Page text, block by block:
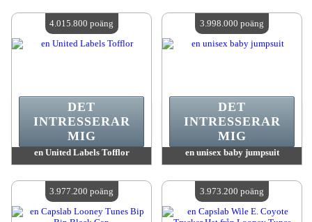
Antal tillgängliga:4
Antal tillgängliga:4
en United Labels Tofflor
Antal tillgängliga:4
DET
INTRESSERAR
MIG
4.015.800 poäng
en unisex baby jumpsuit
Antal tillgängliga:4
DET
INTRESSERAR
MIG
3.998.000 poäng
3.977.200 poäng 3.973.200 poäng